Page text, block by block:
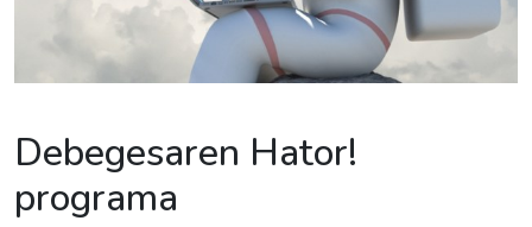
Debegesaren Hator!
programa